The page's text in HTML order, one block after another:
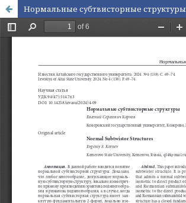
Нормальные субтвисторные структуры